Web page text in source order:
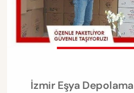
İzmir Eşya Depolama